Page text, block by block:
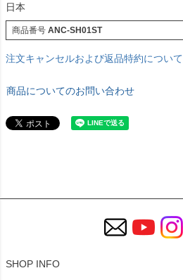
日本
商品番号 ANC-SH01ST
注文キャンセルおよび返品特約について
商品についてのお問い合わせ
SHOP INFO